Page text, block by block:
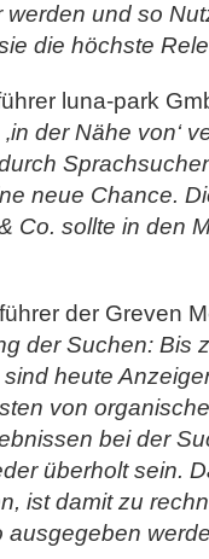
und so
die höchste
luna-park
der Nähe von‘
neue Chance.
Co. sollte in den
der Greven
der Suchen: Bis
heute
von
bei der
überholt sein.
ist damit zu